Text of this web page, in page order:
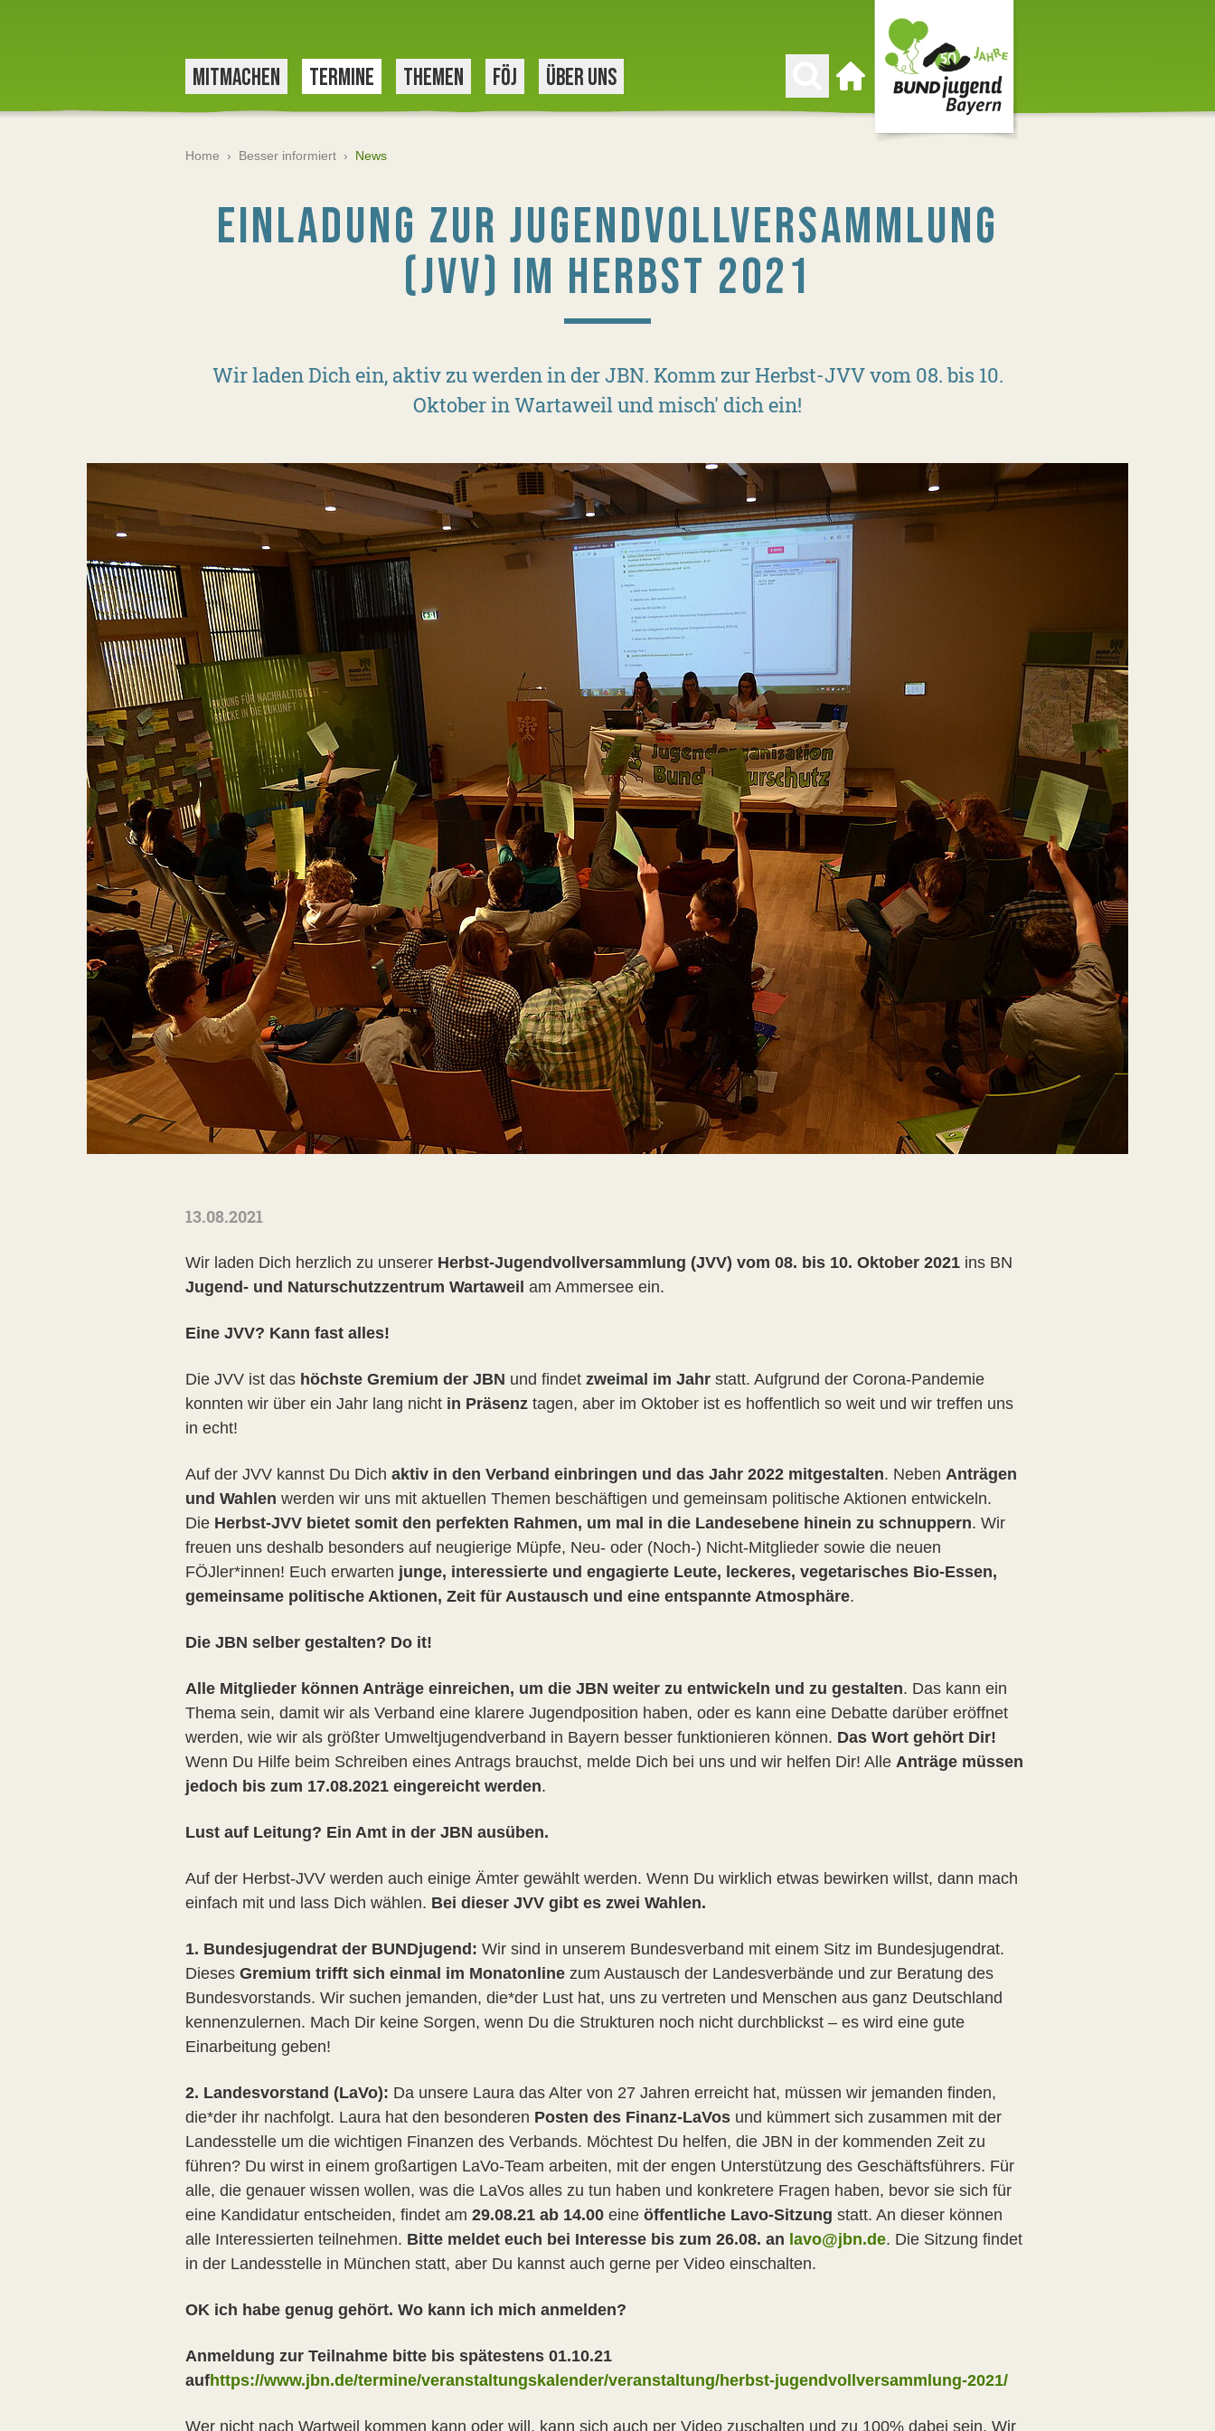
MITMACHEN TERMINE THEMEN FÖJ ÜBER UNS
Home › Besser informiert › News
EINLADUNG ZUR JUGENDVOLLVERSAMMLUNG
(JVV) IM HERBST 2021
Wir laden Dich ein, aktiv zu werden in der JBN. Komm zur Herbst-JVV vom 08. bis 10.
Oktober in Wartaweil und misch' dich ein!
13.08.2021
Wir laden Dich herzlich zu unserer Herbst-Jugendvollversammlung (JVV) vom 08. bis 10. Oktober 2021 ins BN
Jugend- und Naturschutzzentrum Wartaweil am Ammersee ein.
Eine JVV? Kann fast alles!
Die JVV ist das höchste Gremium der JBN und findet zweimal im Jahr statt. Aufgrund der Corona-Pandemie
konnten wir über ein Jahr lang nicht in Präsenz tagen, aber im Oktober ist es hoffentlich so weit und wir treffen uns
in echt!
Auf der JVV kannst Du Dich aktiv in den Verband einbringen und das Jahr 2022 mitgestalten. Neben Anträgen
und Wahlen werden wir uns mit aktuellen Themen beschäftigen und gemeinsam politische Aktionen entwickeln.
Die Herbst-JVV bietet somit den perfekten Rahmen, um mal in die Landesebene hinein zu schnuppern. Wir
freuen uns deshalb besonders auf neugierige Müpfe, Neu- oder (Noch-) Nicht-Mitglieder sowie die neuen
FÖJler*innen! Euch erwarten junge, interessierte und engagierte Leute, leckeres, vegetarisches Bio-Essen,
gemeinsame politische Aktionen, Zeit für Austausch und eine entspannte Atmosphäre.
Die JBN selber gestalten? Do it!
Alle Mitglieder können Anträge einreichen, um die JBN weiter zu entwickeln und zu gestalten. Das kann ein
Thema sein, damit wir als Verband eine klarere Jugendposition haben, oder es kann eine Debatte darüber eröffnet
werden, wie wir als größter Umweltjugendverband in Bayern besser funktionieren können. Das Wort gehört Dir!
Wenn Du Hilfe beim Schreiben eines Antrags brauchst, melde Dich bei uns und wir helfen Dir! Alle Anträge müssen
jedoch bis zum 17.08.2021 eingereicht werden.
Lust auf Leitung? Ein Amt in der JBN ausüben.
Auf der Herbst-JVV werden auch einige Ämter gewählt werden. Wenn Du wirklich etwas bewirken willst, dann mach
einfach mit und lass Dich wählen. Bei dieser JVV gibt es zwei Wahlen.
1. Bundesjugendrat der BUNDjugend: Wir sind in unserem Bundesverband mit einem Sitz im Bundesjugendrat.
Dieses Gremium trifft sich einmal im Monatonline zum Austausch der Landesverbände und zur Beratung des
Bundesvorstands. Wir suchen jemanden, die*der Lust hat, uns zu vertreten und Menschen aus ganz Deutschland
kennenzulernen. Mach Dir keine Sorgen, wenn Du die Strukturen noch nicht durchblickst – es wird eine gute
Einarbeitung geben!
2. Landesvorstand (LaVo): Da unsere Laura das Alter von 27 Jahren erreicht hat, müssen wir jemanden finden,
die*der ihr nachfolgt. Laura hat den besonderen Posten des Finanz-LaVos und kümmert sich zusammen mit der
Landesstelle um die wichtigen Finanzen des Verbands. Möchtest Du helfen, die JBN in der kommenden Zeit zu
führen? Du wirst in einem großartigen LaVo-Team arbeiten, mit der engen Unterstützung des Geschäftsführers. Für
alle, die genauer wissen wollen, was die LaVos alles zu tun haben und konkretere Fragen haben, bevor sie sich für
eine Kandidatur entscheiden, findet am 29.08.21 ab 14.00 eine öffentliche Lavo-Sitzung statt. An dieser können
alle Interessierten teilnehmen. Bitte meldet euch bei Interesse bis zum 26.08. an lavo@jbn.de. Die Sitzung findet
in der Landesstelle in München statt, aber Du kannst auch gerne per Video einschalten.
OK ich habe genug gehört. Wo kann ich mich anmelden?
Anmeldung zur Teilnahme bitte bis spätestens 01.10.21
aufhttps://www.jbn.de/termine/veranstaltungskalender/veranstaltung/herbst-jugendvollversammlung-2021/
Wer nicht nach Wartweil kommen kann oder will, kann sich auch per Video zuschalten und zu 100% dabei sein. Wir